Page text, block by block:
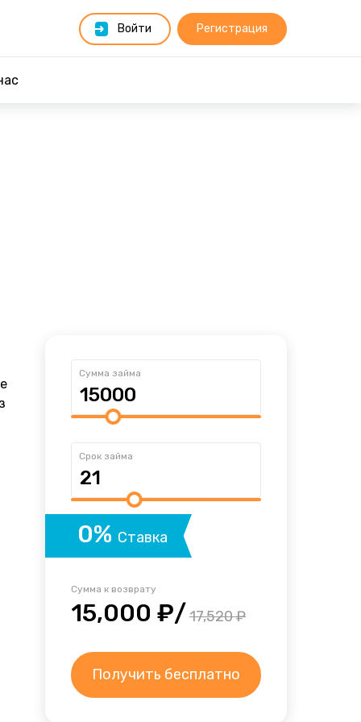
Войти Регистрация
Сумма займа
Срок займа
0% Ставка
Сумма к возврату
15,000 ₽/17,520 ₽
Получить бесплатно